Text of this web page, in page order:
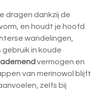
dragen dankzij de
en houdt je hoofd
wandelingen,
in koude
ademend vermogen en
van merinowol blijft
zelfs bij